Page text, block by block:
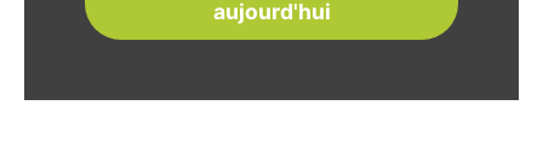
aujourd'hui